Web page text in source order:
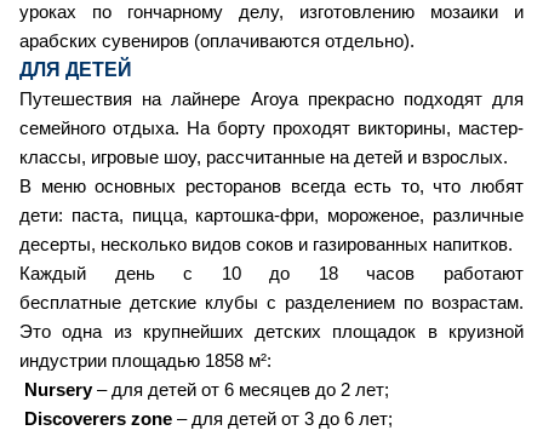
уроках по гончарному делу, изготовлению мозаики и
арабских сувениров (оплачиваются отдельно).
ДЛЯ ДЕТЕЙ
Путешествия на лайнере Aroya прекрасно подходят для
семейного отдыха. На борту проходят викторины, мастер-
классы, игровые шоу, рассчитанные на детей и взрослых.
В меню основных ресторанов всегда есть то, что любят
дети: паста, пицца, картошка-фри, мороженое, различные
десерты, несколько видов соков и газированных напитков.
Каждый день с 10 до 18 часов работают
бесплатные детские клубы с разделением по возрастам.
Это одна из крупнейших детских площадок в круизной
индустрии площадью 1858 м²:
Nursery– для детей от 6 месяцев до 2 лет;
Discoverers zone – для детей от 3 до 6 лет;